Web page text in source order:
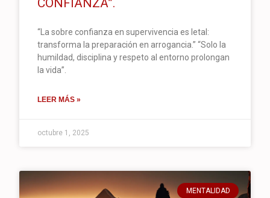
CONFIANZA”.
“La sobre confianza en supervivencia es letal:
transforma la preparación en arrogancia.” “Solo la
humildad, disciplina y respeto al entorno prolongan
la vida”.
LEER MÁS »
octubre 1, 2025
MENTALIDAD